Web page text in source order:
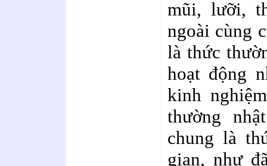
mũi, lưỡi,
ngoài cùng
là thức
hoạt động
kinh
thường
chung là
gian, như